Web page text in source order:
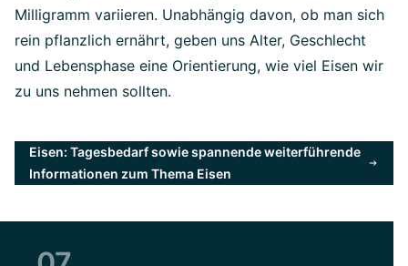
Milligramm variieren. Unabhängig davon, ob man sich
rein pflanzlich ernährt, geben uns Alter, Geschlecht
und Lebensphase eine Orientierung, wie viel Eisen wir
zu uns nehmen sollten.
Eisen: Tagesbedarf sowie spannende weiterführende
Informationen zum Thema Eisen